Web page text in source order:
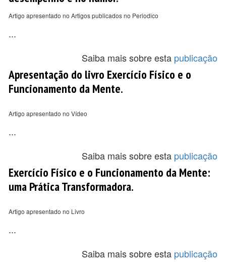
Artigo apresentado no Artigos publicados no Periodico
...
Saiba mais sobre esta publicação
Apresentação do livro Exercício Físico e o
Funcionamento da Mente.
Artigo apresentado no Vídeo
...
Saiba mais sobre esta publicação
Exercício Físico e o Funcionamento da Mente:
uma Prática Transformadora.
Artigo apresentado no Livro
...
Saiba mais sobre esta publicação